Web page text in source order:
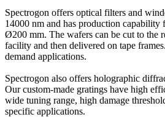
Spectrogon offers optical filters and
14000 nm and has production
Ø200 mm. The wafers can be cut to the
facility and then delivered on tape
demand applications.
Spectrogon also offers holographic
Our custom-made gratings have high
wide tuning range, high damage
specific applications.